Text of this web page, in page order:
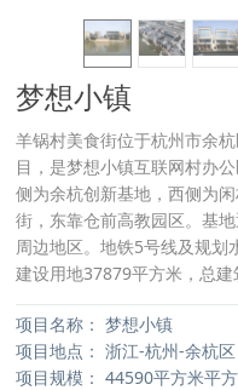
梦想小镇
羊锅村美食街位于杭州市余
目，是梦想小镇互联网村办
侧为余杭创新基地，西侧为
街，东靠仓前高教园区。基
周边地区。地铁5号线及规划
建设用地37879平方米，总建
项目名称： 梦想小镇
项目地点： 浙江-杭州-余杭区
项目规模： 44590平方米平